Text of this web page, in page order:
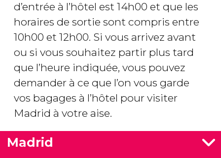
d’entrée à l’hôtel est 14h00 et que les
horaires de sortie sont compris entre
10h00 et 12h00. Si vous arrivez avant
ou si vous souhaitez partir plus tard
que l’heure indiquée, vous pouvez
demander à ce que l’on vous garde
vos bagages à l’hôtel pour visiter
Madrid à votre aise.
Madrid